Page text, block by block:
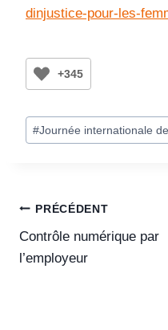
dinjustice-pour-les-
+345
#Journée internationale
PRÉCÉDENT
Contrôle numérique par
l’employeur